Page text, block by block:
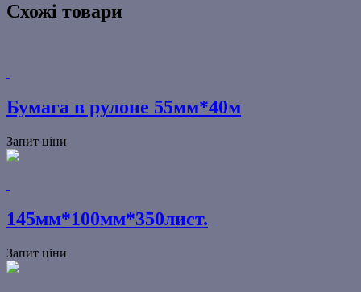
Схожі товари
Бумага в рулоне 55мм*40м
Запит ціни
145мм*100мм*350лист.
Запит ціни